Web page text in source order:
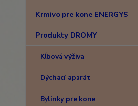
Krmivo pre kone ENERGYS
Produkty DROMY
Kĺbová výživa
Dýchací aparát
Bylinky pre kone